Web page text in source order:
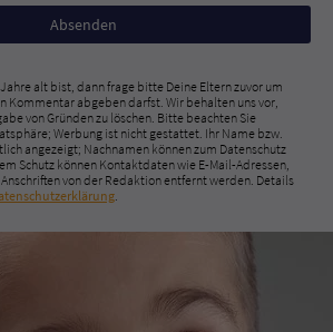
alt bist, dann frage bitte Deine Eltern zuvor um
Kommentar abgeben darfst. Wir behalten uns vor,
von Gründen zu löschen. Bitte beachten Sie
Werbung ist nicht gestattet. Ihr Name bzw.
angezeigt; Nachnamen können zum Datenschutz
Schutz können Kontaktdaten wie E-Mail-Adressen,
von der Redaktion entfernt werden. Details
.